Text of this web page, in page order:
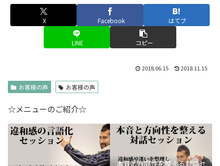
X Facebook はてブ
LINE コピー
2018.06.15 2018.11.15
お客様の声 お客様の声
☆メニューのご紹介☆
本音と方向性を整える対話セ